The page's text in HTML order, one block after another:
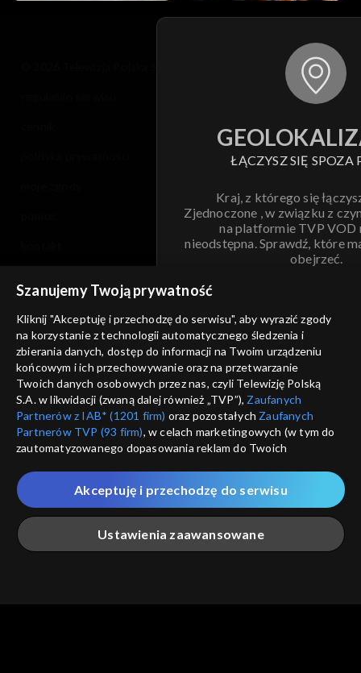
ŁĄCZYSZ SIĘ SPOZA
Kraj, z którego się
Zjednoczone , w związku z
na platformie TVP VOD
nieodstępna. Sprawdź, które
obejrzeć.
ANULUJ
informacje o dostawcy usług
Szanujemy Twoją prywatność
Kliknij "Akceptuję i przechodzę do serwisu", aby wyrazić zgody
na korzystanie z technologii automatycznego śledzenia i
zbierania danych, dostęp do informacji na Twoim urządzeniu
końcowym i ich przechowywanie oraz na przetwarzanie
Twoich danych osobowych przez nas, czyli Telewizję Polską
S.A. w likwidacji (zwaną dalej również „TVP”), Zaufanych
Partnerów z IAB* (1201 firm) oraz pozostałych Zaufanych
Partnerów TVP (93 firm), w celach marketingowych (w tym do
zautomatyzowanego dopasowania reklam do Twoich
które wskazujemy poniżej, a także zgody na udostępnianie
przez nas identyfikatora PPID do Google.
Twoje dane osobowe zbierane podczas odwiedzania przez
Ciebie naszych
poszczególnych serwisówzwanych dalej
„Portalem”, w tym informacje zapisywane za pomocą
Ustawienia zaawansowane
Akceptuję i przechodzę do serwisu